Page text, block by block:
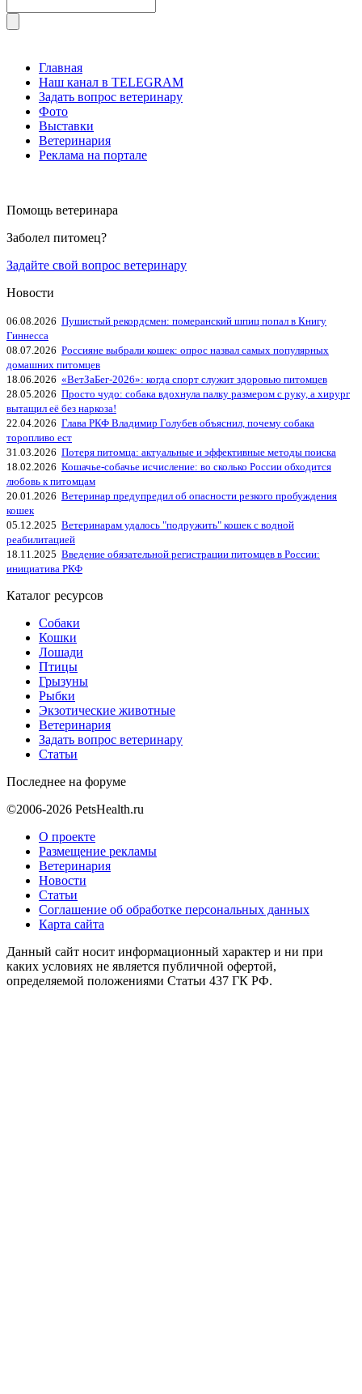
Главная
Наш канал в TELEGRAM
Задать вопрос ветеринару
Фото
Выставки
Ветеринария
Реклама на портале
Помощь ветеринара
Заболел питомец?
Задайте свой вопрос ветеринару
Новости
06.08.2026 Пушистый рекордсмен: померанский шпиц попал в Книгу
Гиннесса
08.07.2026 Россияне выбрали кошек: опрос назвал самых популярных
домашних питомцев
18.06.2026 «ВетЗаБег‑2026»: когда спорт служит здоровью питомцев
28.05.2026 Просто чудо: собака вдохнула палку размером с руку, а хирург
вытащил её без наркоза!
22.04.2026 Глава РКФ Владимир Голубев объяснил, почему собака
торопливо ест
31.03.2026 Потеря питомца: актуальные и эффективные методы поиска
18.02.2026 Кошачье-собачье исчисление: во сколько России обходится
любовь к питомцам
20.01.2026 Ветеринар предупредил об опасности резкого пробуждения
кошек
05.12.2025 Ветеринарам удалось "подружить" кошек с водной
реабилитацией
18.11.2025 Введение обязательной регистрации питомцев в России:
инициатива РКФ
Каталог ресурсов
Собаки
Кошки
Лошади
Птицы
Грызуны
Рыбки
Экзотические животные
Ветеринария
Задать вопрос ветеринару
Статьи
Последнее на форуме
©2006-2026 PetsHealth.ru
О проекте
Размещение рекламы
Ветеринария
Новости
Статьи
Соглашение об обработке персональных данных
Карта сайта
Данный сайт носит информационный характер и ни при
каких условиях не является публичной офертой,
определяемой положениями Статьи 437 ГК РФ.